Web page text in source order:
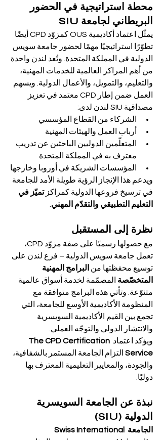
محطة استراتيجية في الحضور
البريطاني لجامعة SIU
يمثّل اعتماد أكاديمية OUS كمزوّد CPD أيضًا
تطوّرًا استراتيجيًا مهمًا لحضور جامعة سويس
الدولية في المملكة المتحدة. وتُعد لندن واحدة
من أهم المراكز العالمية للخدمات المهنية،
والتعليم، والتمويل، والأعمال الدولية. ويسهم
العمل ضمن إطار CPD معتمد في تعزيز
مصداقية SIU لندن لدى:
الشركاء من القطاع المؤسسي
أرباب العمل والهيئات المهنية
المتعلّمين الدوليين الباحثين عن تدريب
معترف به في المملكة المتحدة
المؤسسات الشريكة في أوروبا وخارجها
ويدعم هذا الإنجاز الرؤية طويلة الأمد للجامعة
في ترسيخ فروعها الدولية كمراكز تميّز في
التعليم التطبيقي والتقدّم المهني
نظرة إلى المستقبل
مع حصولها رسميًا على صفة مزوّد CPD،
تعمل جامعة سويس الدولية – فرع لندن على
توسيع محفظتها من البرامج المهنية
المتخصّصة المصمّمة لخدمة أسواق عالمية
متنوّعة. وتأتي هذه البرامج متوافقة مع
المنظومة الأكاديمية الأوسع للجامعة، التي
تجمع بين القيم الأكاديمية السويسرية
والانتشار الدولي والتوجّه العملي.
ويؤكد اعتماد The CPD Certification
Service التزام الجامعة المستمر بالشفافية،
والجودة، والمعايير التعليمية المعترف بها
دوليًا.
نبذة عن الجامعة السويسرية
الدولية (SIU)
الجامعة Swiss International